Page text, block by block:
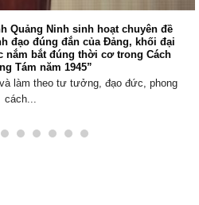
Quảng Ninh tổ chức Hội nghị giao
nhiệm vụ trọng tâm tháng 8/2026
sát nhân dân (VKSND) tỉnh Quảng
tổ chức Hội...